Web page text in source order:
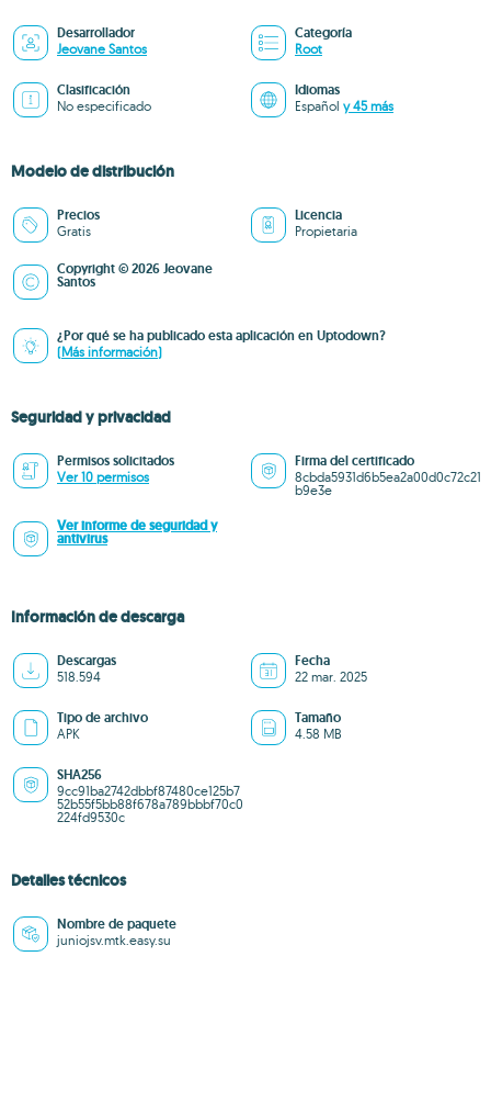
Desarrollador
Jeovane Santos
Categoría
Root
Clasificación
No especificado
Idiomas
Español y 45 más
Modelo de distribución
Precios
Gratis
Licencia
Propietaria
Copyright © 2026 Jeovane
Santos
¿Por qué se ha publicado esta aplicación en Uptodown?
(Más información)
Seguridad y privacidad
Permisos solicitados
Ver 10 permisos
Firma del certificado
8cbda5931d6b5ea2a00d0c72c21
b9e3e
Ver informe de seguridad y
antivirus
Información de descarga
Descargas
518.594
Fecha
22 mar. 2025
Tipo de archivo
APK
Tamaño
4.58 MB
SHA256
9cc91ba2742dbbf87480ce125b7
52b55f5bb88f678a789bbbf70c0
224fd9530c
Detalles técnicos
Nombre de paquete
juniojsv.mtk.easy.su